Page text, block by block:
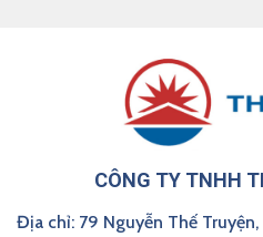
CÔNG TY TNHH
Địa chỉ: 79 Nguyễn Thế